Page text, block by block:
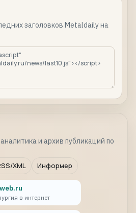
заголовков Metaldaily на
и архив публикаций по
XML Информер
в интернет